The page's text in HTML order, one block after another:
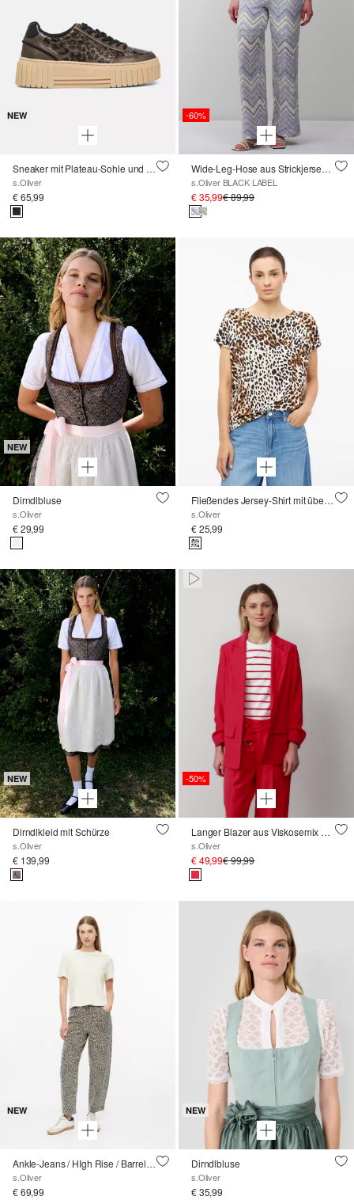
NEW
Sneaker mit Plateau-Sohle und Leo-Detail
s.Oliver
€ 65,99
-60%
Wide-Leg-Hose aus Strickjersey mit Futtershorts und Elastikbund
s.Oliver BLACK LABEL
€ 35,99€ 89,99
NEW
Dirndlbluse
s.Oliver
€ 29,99
Fließendes Jersey-Shirt mit überschnittenen Schultern
s.Oliver
€ 25,99
NEW
Dirndlkleid mit Schürze
s.Oliver
€ 139,99
Paused • Muted
-50%
Langer Blazer aus Viskosemix mit Raff-Detail am Ärmel
s.Oliver
€ 49,99€ 99,99
NEW
Ankle-Jeans / HIgh Rise / Barrel Fit
s.Oliver
€ 69,99
NEW
Dirndlbluse
s.Oliver
€ 35,99